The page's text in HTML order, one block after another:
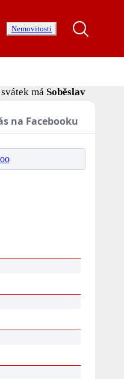
Nemovitosti
svátek má Soběslav
na Facebooku